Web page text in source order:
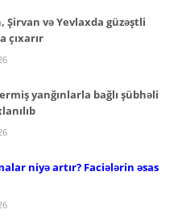
Şirvan və Yevlaxda güzəştli
çıxarır
yanğınlarla bağlı şübhəli
niyə artır? Faciələrin əsas